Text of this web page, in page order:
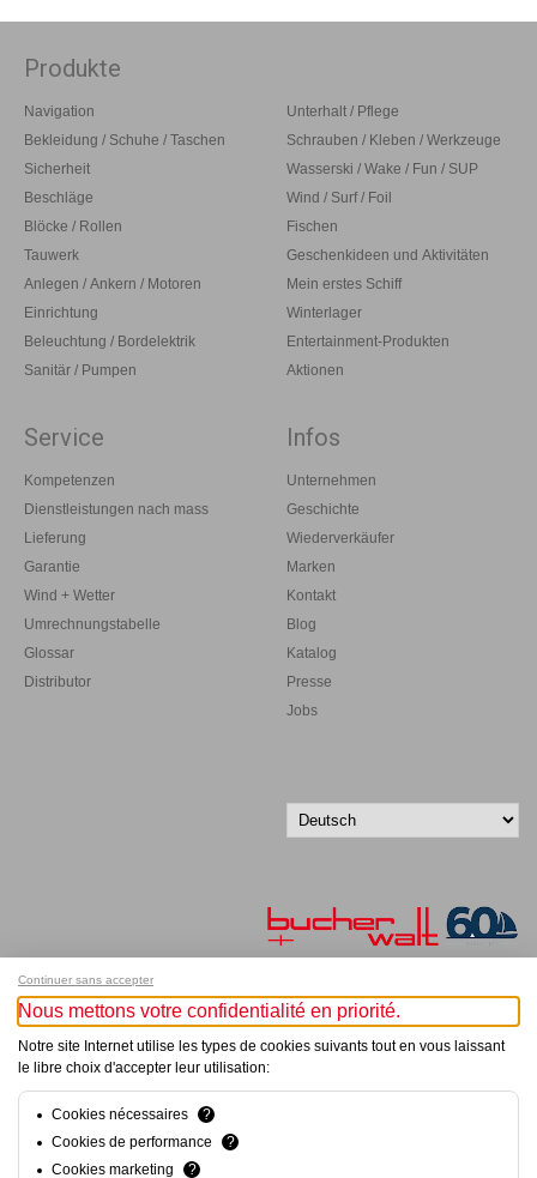
Produkte
Navigation
Bekleidung / Schuhe / Taschen
Sicherheit
Beschläge
Blöcke / Rollen
Tauwerk
Anlegen / Ankern / Motoren
Einrichtung
Beleuchtung / Bordelektrik
Sanitär / Pumpen
Unterhalt / Pflege
Schrauben / Kleben / Werkzeuge
Wasserski / Wake / Fun / SUP
Wind / Surf / Foil
Fischen
Geschenkideen und Aktivitäten
Mein erstes Schiff
Winterlager
Entertainment-Produkten
Aktionen
Service
Kompetenzen
Dienstleistungen nach mass
Lieferung
Garantie
Wind + Wetter
Umrechnungstabelle
Glossar
Distributor
Infos
Unternehmen
Geschichte
Wiederverkäufer
Marken
Kontakt
Blog
Katalog
Presse
Jobs
Melde dich für unseren Newsletter an!
Alle Rechte vorbehalten
Continuer sans accepter
Nous mettons votre confidentialité en priorité.
Notre site Internet utilise les types de cookies suivants tout en vous laissant
le libre choix d'accepter leur utilisation:
Cookies nécessaires
?
Cookies de performance
?
Cookies marketing
?